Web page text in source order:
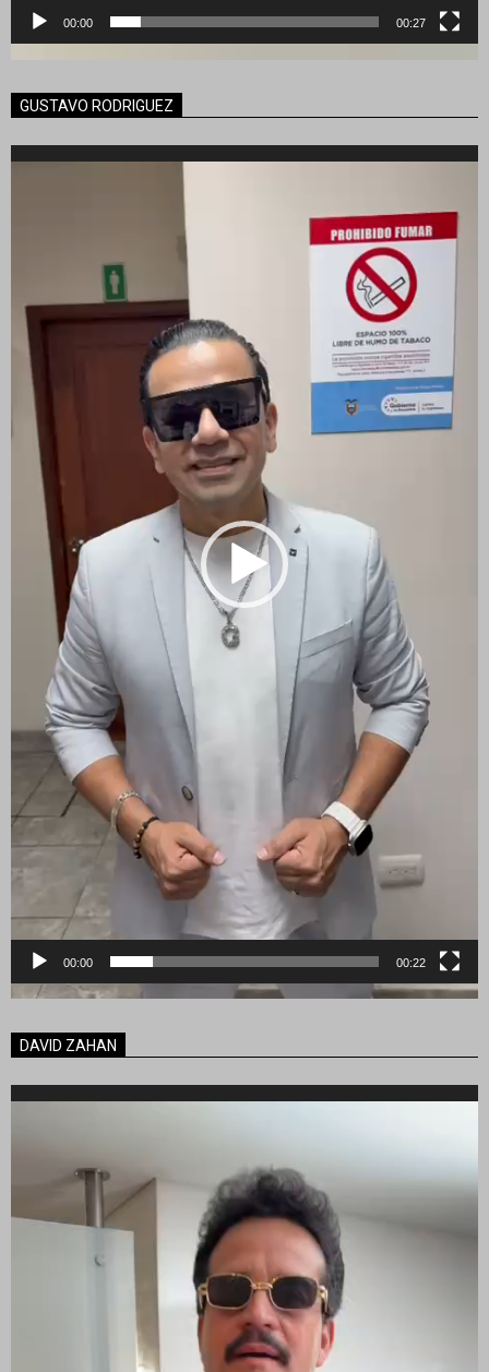
00:00 00:27
GUSTAVO RODRIGUEZ
Reproductor
00:00 00:22
DAVID ZAHAN
Reproductor